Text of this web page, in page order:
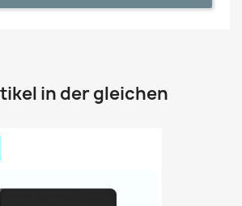
in der gleichen